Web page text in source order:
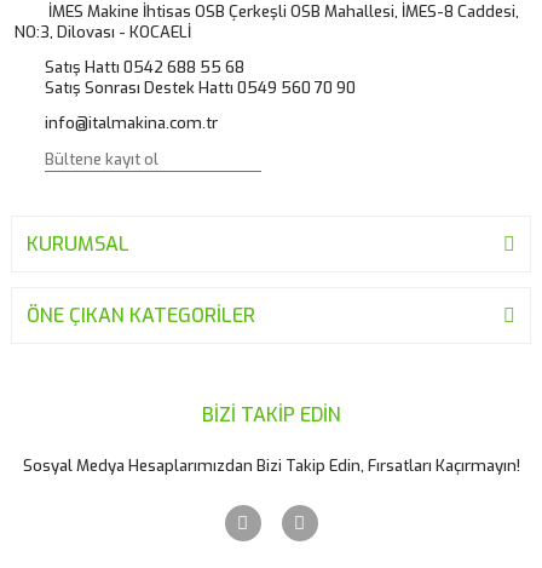
İMES Makine İhtisas OSB Çerkeşli OSB Mahallesi, İMES-8 Caddesi,
NO:3, Dilovası - KOCAELİ
Satış Hattı 0542 688 55 68
Satış Sonrası Destek Hattı 0549 560 70 90
info@italmakina.com.tr
KURUMSAL
ÖNE ÇIKAN KATEGORİLER
BİZİ TAKİP EDİN
Sosyal Medya Hesaplarımızdan Bizi Takip Edin, Fırsatları Kaçırmayın!